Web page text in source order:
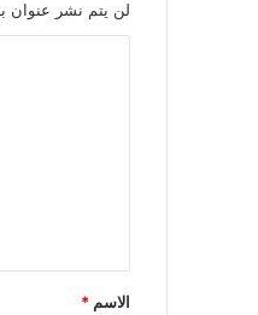
لن يتم نشر عنوان
الاسم *